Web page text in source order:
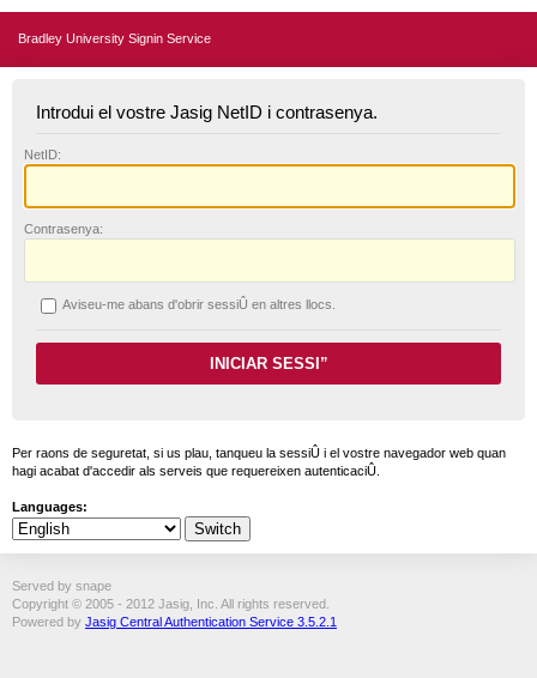
Bradley University Signin Service
Introdui el vostre Jasig NetID i contrasenya.
NetID:
Contrasenya:
Aviseu-me abans d'obrir sessiÛ en altres llocs.
Per raons de seguretat, si us plau, tanqueu la sessiÛ i el vostre navegador web quan
hagi acabat d'accedir als serveis que requereixen autenticaciÛ.
Languages:
Served by snape
Copyright © 2005 - 2012 Jasig, Inc. All rights reserved.
Powered by Jasig Central Authentication Service 3.5.2.1